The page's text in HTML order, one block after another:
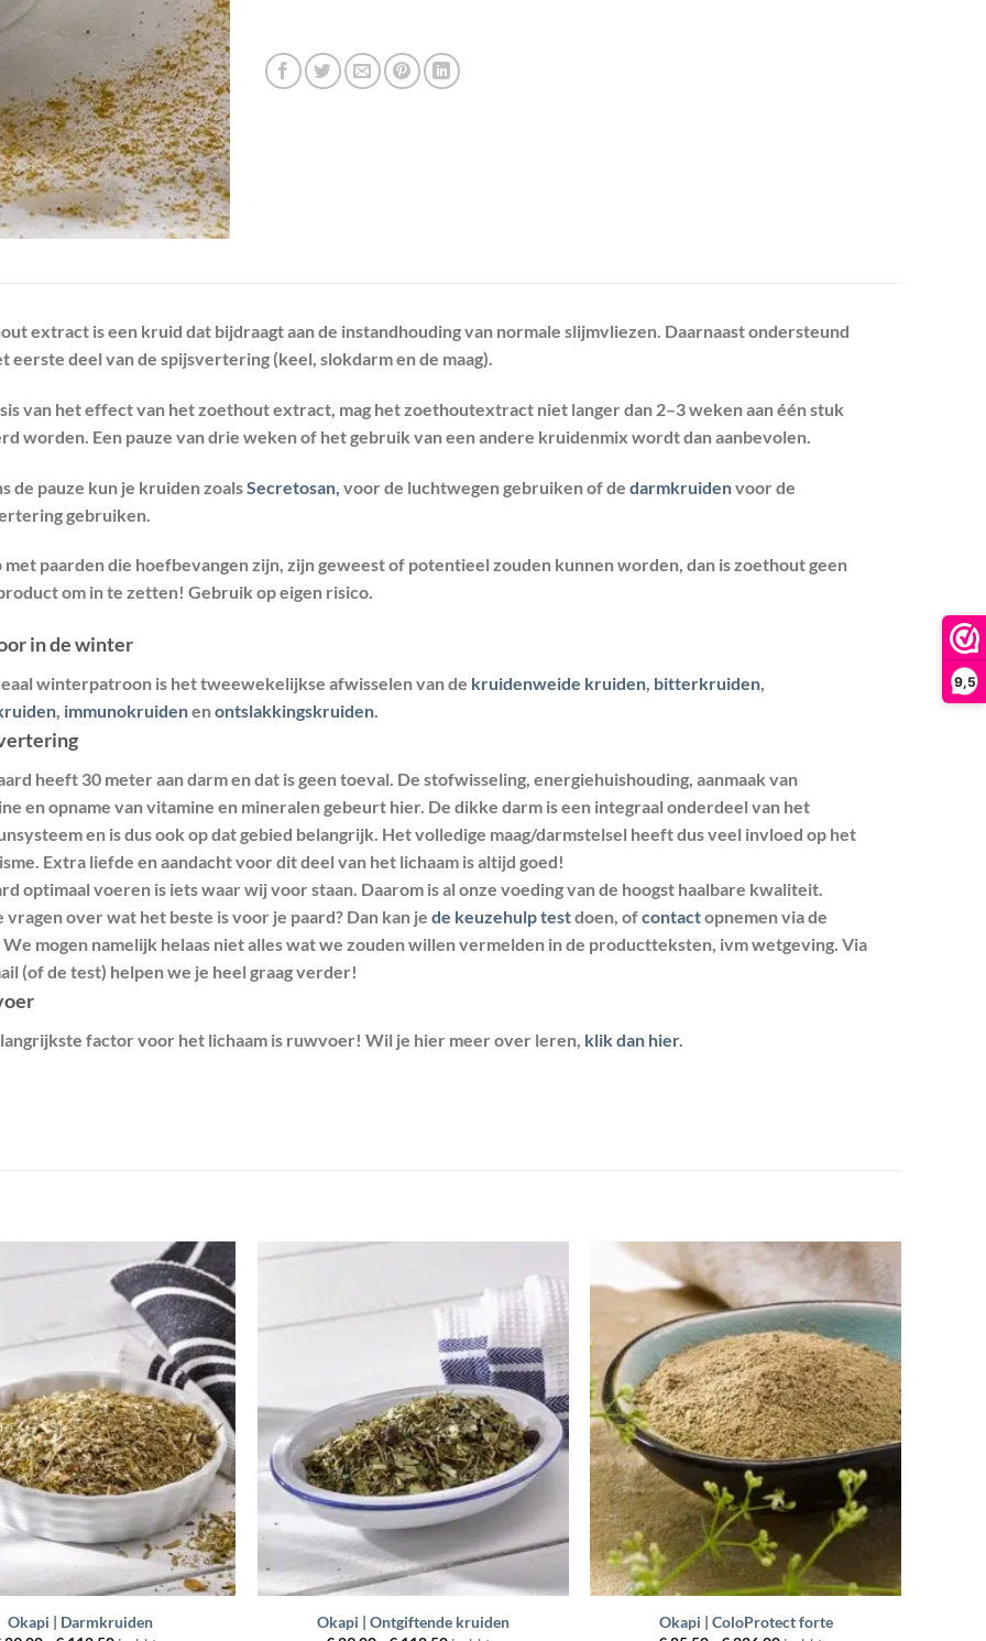
9,5
extract is een kruid dat bijdraagt aan de instandhouding van normale slijmvliezen. Daarnaast ondersteund
eerste deel van de spijsvertering (keel, slokdarm en de maag).
van het effect van het zoethout extract, mag het zoethoutextract niet langer dan 2–3 weken aan één stuk
worden. Een pauze van drie weken of het gebruik van een andere kruidenmix wordt dan aanbevolen.
de pauze kun je kruiden zoalsSecretosan, voor de luchtwegen gebruiken of de darmkruidenvoor de
gebruiken.
met paarden die hoefbevangen zijn, zijn geweest of potentieel zouden kunnen worden, dan is zoethout geen
om in te zetten! Gebruik op eigen risico.
in de winter
winterpatroon is het tweewekelijkse afwisselen van de kruidenweide kruiden, bitterkruiden,
, immunokruidenenontslakkingskruiden.
heeft 30 meter aan darm en dat is geen toeval. De stofwisseling, energiehuishouding, aanmaak van
en opname van vitamine en mineralen gebeurt hier. De dikke darm is een integraal onderdeel van het
en is dus ook op dat gebied belangrijk. Het volledige maag/darmstelsel heeft dus veel invloed op het
Extra liefde en aandacht voor dit deel van het lichaam is altijd goed!
optimaal voeren is iets waar wij voor staan. Daarom is al onze voeding van de hoogst haalbare kwaliteit.
vragen over wat het beste is voor je paard? Dan kan je de keuzehulp testdoen, ofcontactopnemen via de
We mogen namelijk helaas niet alles wat we zouden willen vermelden in de productteksten, ivm wetgeving. Via
(of de test) helpen we je heel graag verder!
factor voor het lichaam is ruwvoer! Wil je hier meer over leren, klik dan hier.
Toevoegen
aan
wenslijst
Okapi | Darmkruiden
Toevoegen
aan
wenslijst
+
Okapi | Ontgiftende kruiden
Toevoegen
aan
wenslijst
+
Okapi | ColoProtect forte